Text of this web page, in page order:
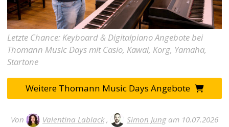
Letzte Chance: Keyboard & Digitalpiano Angebote bei
Thomann Music Days mit Casio, Kawai, Korg, Yamaha,
Startone
Weitere Thomann Music Days Angebote
Von Valentina Lablack, Simon Jung am 10.07.2026